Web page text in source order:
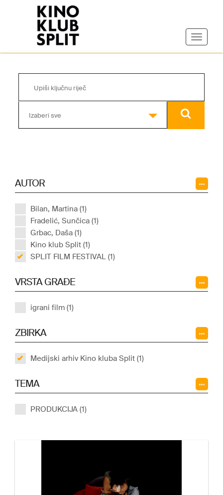
Izaberi sve
AUTOR
Bilan, Martina (1)
Fradelić, Sunčica (1)
Grbac, Daša (1)
Kino klub Split (1)
SPLIT FILM FESTIVAL (1)
VRSTA GRAĐE
igrani film (1)
ZBIRKA
Medijski arhiv Kino kluba Split (1)
TEMA
PRODUKCIJA (1)